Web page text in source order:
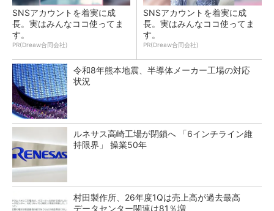
SNSアカウントを着実に成
長。実はみんなココ使ってま
す。
PR(Dreaw合同会社)
SNSアカウントを着実に成
長。実はみんなココ使ってま
す。
PR(Dreaw合同会社)
令和8年熊本地震、半導体メーカー工場の対応
状況
ルネサス高崎工場が閉鎖へ 「6インチライン維
持限界」 操業50年
村田製作所、26年度1Qは売上高が過去最高
データセンター関連は81％増